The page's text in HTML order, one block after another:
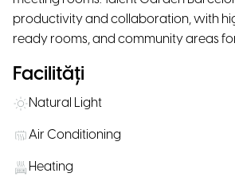
productivity and collaboration, with
ready rooms, and community areas
Facilități
Natural Light
Air Conditioning
Heating